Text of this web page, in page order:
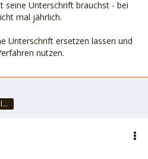
seine Unterschrift brauchst - bei
mal jährlich.
Unterschrift ersetzen lassen und
nutzen.
Zwergenmama mit Fellnasen